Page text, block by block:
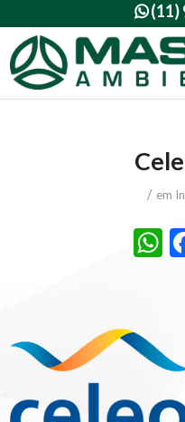
(11)
/ em